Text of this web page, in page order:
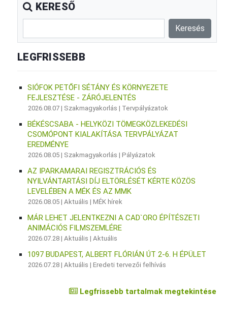
KERESŐ
LEGFRISSEBB
SIÓFOK PETŐFI SÉTÁNY ÉS KÖRNYEZETE
FEJLESZTÉSE - ZÁRÓJELENTÉS
2026.08.07 | Szakmagyakorlás | Tervpályázatok
BÉKÉSCSABA - HELYKÖZI TÖMEGKÖZLEKEDÉSI
CSOMÓPONT KIALAKÍTÁSA TERVPÁLYÁZAT
EREDMÉNYE
2026.08.05 | Szakmagyakorlás |Pályázatok
AZ IPARKAMARAI REGISZTRÁCIÓS ÉS
NYILVÁNTARTÁSI DÍJ ELTÖRLÉSÉT KÉRTE KÖZÖS
LEVELÉBEN A MÉK ÉS AZ MMK
2026.08.05 |Aktuális |MÉK hírek
MÁR LEHET JELENTKEZNI A CAD`ORO ÉPÍTÉSZETI
ANIMÁCIÓS FILMSZEMLÉRE
2026.07.28 |Aktuális |Aktuális
1097 BUDAPEST, ALBERT FLÓRIÁN ÚT 2-6. H ÉPÜLET
2026.07.28 |Aktuális |Eredeti tervezői felhívás
Legfrissebb tartalmak megtekintése